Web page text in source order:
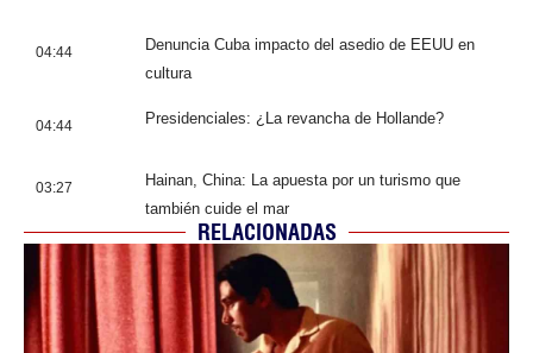
04:44
Denuncia Cuba impacto del asedio de EEUU en
cultura
04:44 Presidenciales: ¿La revancha de Hollande?
03:27
Hainan, China: La apuesta por un turismo que
también cuide el mar
RELACIONADAS